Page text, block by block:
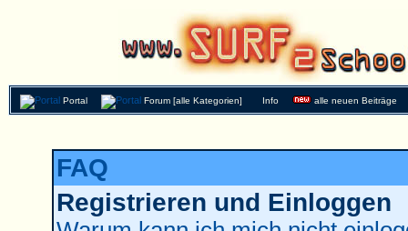
Portal Forum [alle Kategorien] Info alle neuen Beiträge
FAQ
Registrieren und Einloggen